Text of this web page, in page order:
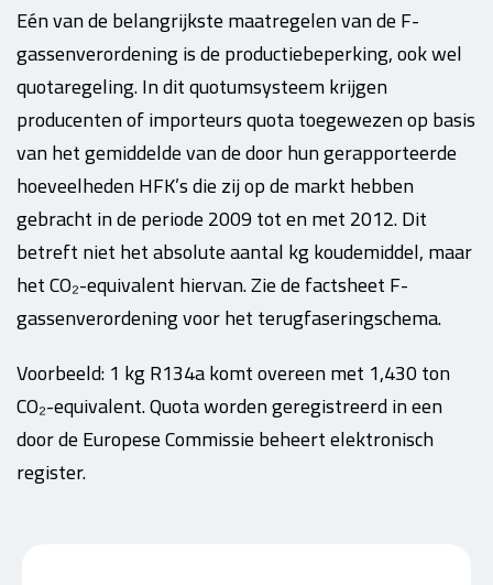
Eén van de belangrijkste maatregelen van de F-
gassenverordening is de productiebeperking, ook wel
quotaregeling. In dit quotumsysteem krijgen
producenten of importeurs quota toegewezen op basis
van het gemiddelde van de door hun gerapporteerde
hoeveelheden HFK’s die zij op de markt hebben
gebracht in de periode 2009 tot en met 2012. Dit
betreft niet het absolute aantal kg koudemiddel, maar
het CO₂-equivalent hiervan. Zie de factsheet F-
gassenverordening voor het terugfaseringschema.
Voorbeeld: 1 kg R134a komt overeen met 1,430 ton
CO₂-equivalent. Quota worden geregistreerd in een
door de Europese Commissie beheert elektronisch
register.